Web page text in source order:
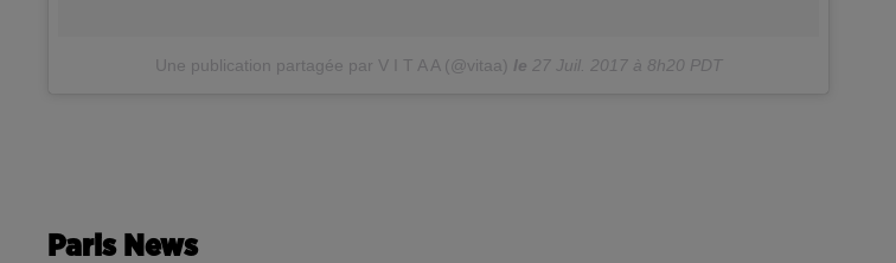
Une publication partagée par V I T A A (@vitaa) le 27 Juil. 2017 à 8h20 PDT
Paris News